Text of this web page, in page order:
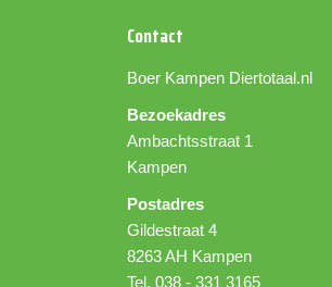
Contact
Boer Kampen Diertotaal.nl
Bezoekadres
Ambachtsstraat 1
Kampen
Postadres
Gildestraat 4
8263 AH Kampen
Tel. 038 - 331 3165